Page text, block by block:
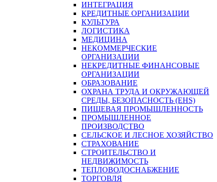
ИНТЕГРАЦИЯ
КРЕДИТНЫЕ ОРГАНИЗАЦИИ
КУЛЬТУРА
ЛОГИСТИКА
МЕДИЦИНА
НЕКОММЕРЧЕСКИЕ
ОРГАНИЗАЦИИ
НЕКРЕДИТНЫЕ ФИНАНСОВЫЕ
ОРГАНИЗАЦИИ
ОБРАЗОВАНИЕ
ОХРАНА ТРУДА И ОКРУЖАЮЩЕЙ
СРЕДЫ, БЕЗОПАСНОСТЬ (EHS)
ПИЩЕВАЯ ПРОМЫШЛЕННОСТЬ
ПРОМЫШЛЕННОЕ
ПРОИЗВОДСТВО
СЕЛЬСКОЕ И ЛЕСНОЕ ХОЗЯЙСТВО
СТРАХОВАНИЕ
СТРОИТЕЛЬСТВО И
НЕДВИЖИМОСТЬ
ТЕПЛОВОДОСНАБЖЕНИЕ
ТОРГОВЛЯ